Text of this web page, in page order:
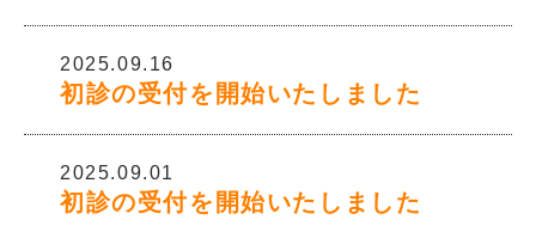
2025.09.16
初診の受付を開始いたしました
2025.09.01
初診の受付を開始いたしました